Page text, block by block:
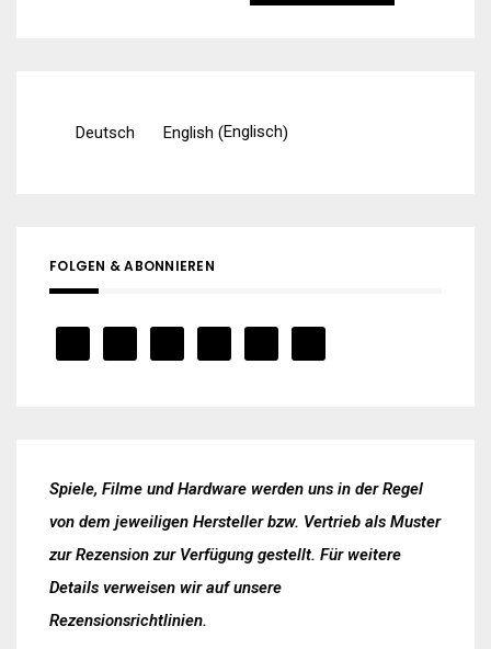
Deutsch English (Englisch)
FOLGEN & ABONNIEREN
Spiele, Filme und Hardware werden uns in der Regel
von dem jeweiligen Hersteller bzw. Vertrieb als Muster
zur Rezension zur Verfügung gestellt. Für weitere
Details verweisen wir auf unsere
Rezensionsrichtlinien.